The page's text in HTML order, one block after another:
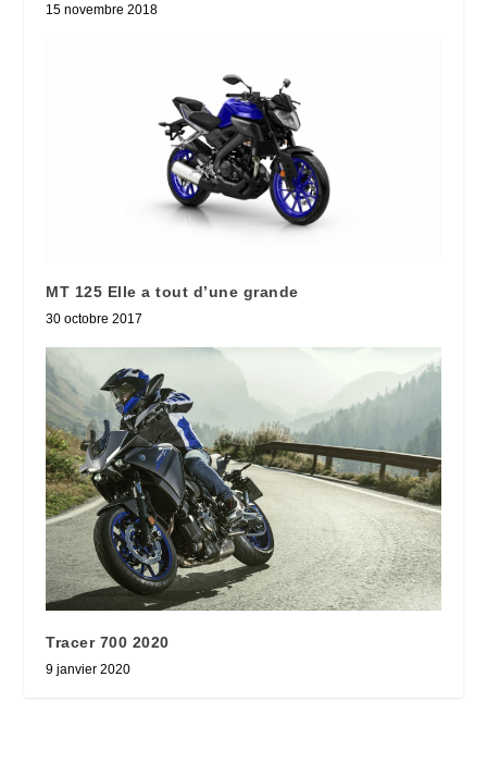
15 novembre 2018
MT 125 Elle a tout d’une grande
30 octobre 2017
Tracer 700 2020
9 janvier 2020